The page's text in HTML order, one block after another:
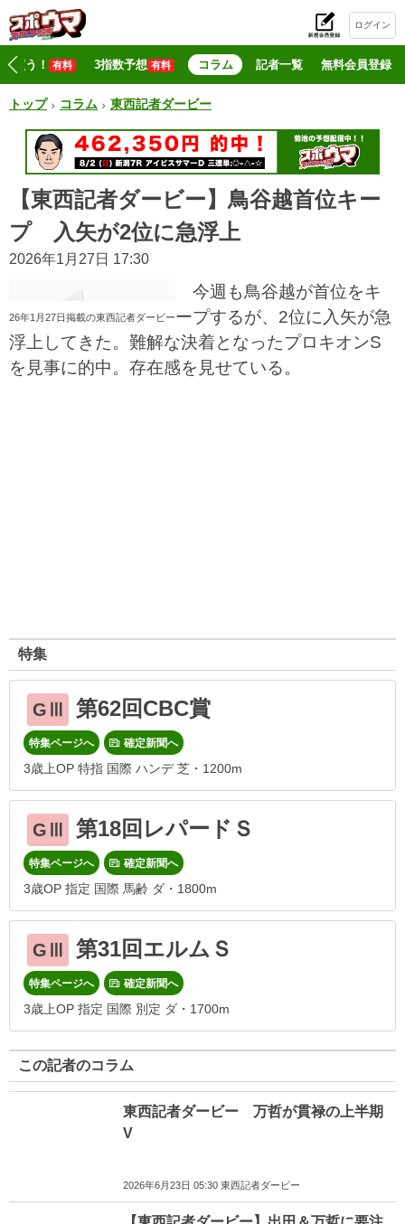
ログイン
買う！ 有料 3指数予想 有料 コラム 記者一覧 無料会員登録
トップ コラム 東西記者ダービー
【東西記者ダービー】鳥谷越首位キー
プ 入矢が2位に急浮上
2026年1月27日 17:30
26年1月27日掲載の東西記者ダービー
今週も鳥谷越が首位をキ
ープするが、2位に入矢が急
浮上してきた。難解な決着となったプロキオンS
を見事に的中。存在感を見せている。
特集
GⅢ 第62回CBC賞
特集ページへ 確定新聞へ
3歳上OP 特指 国際 ハンデ 芝・1200m
GⅢ 第18回レパードＳ
特集ページへ 確定新聞へ
3歳OP 指定 国際 馬齢 ダ・1800m
GⅢ 第31回エルムＳ
特集ページへ 確定新聞へ
3歳上OP 指定 国際 別定 ダ・1700m
この記者のコラム
東西記者ダービー 万哲が貫禄の上半期
V
2026年6月23日 05:30 東西記者ダービー